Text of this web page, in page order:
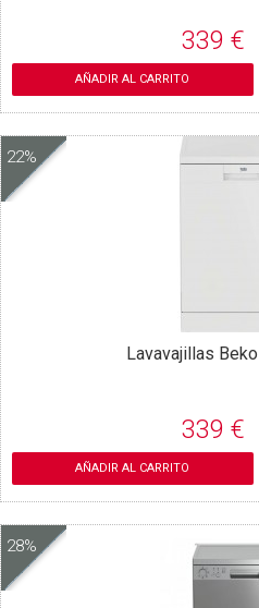
339 €
AÑADIR AL CARRITO
22%
Lavavajillas
339 €
AÑADIR AL CARRITO
28%